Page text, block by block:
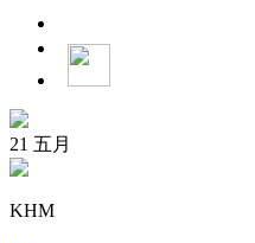
21 五月
KHM